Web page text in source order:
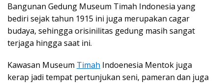
Bangunan Gedung Museum Timah Indonesia yang
bediri sejak tahun 1915 ini juga merupakan cagar
budaya, sehingga orisinilitas gedung masih sangat
terjaga hingga saat ini.
Kawasan Museum Timah Indoenesia Mentok juga
kerap jadi tempat pertunjukan seni, pameran dan juga